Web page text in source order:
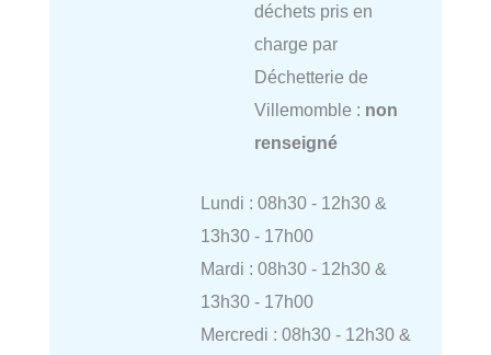
déchets pris en
charge par
Déchetterie de
Villemomble : non
renseigné
Lundi : 08h30 - 12h30 &
13h30 - 17h00
Mardi : 08h30 - 12h30 &
13h30 - 17h00
Mercredi : 08h30 - 12h30 &